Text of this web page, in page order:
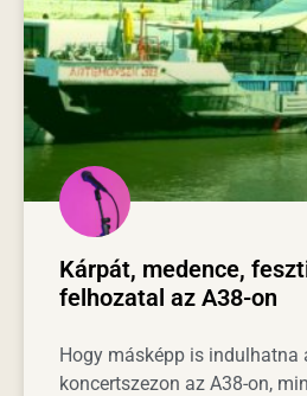
Kárpát, medence,
felhozatal az A38-on
Hogy másképp is indulhatna
koncertszezon az A38-on,